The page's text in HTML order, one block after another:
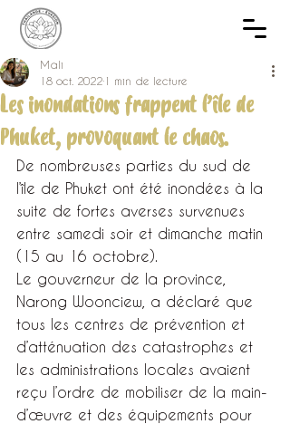
Les inondations frappent l’île de
Phuket, provoquant le chaos.
Mali
18 oct. 2022 1 min de lecture
De nombreuses parties du sud de
l’île de Phuket ont été inondées à la
suite de fortes averses survenues
entre samedi soir et dimanche matin
(15 au 16 octobre).
Le gouverneur de la province,
Narong Woonciew, a déclaré que
tous les centres de prévention et
d’atténuation des catastrophes et
les administrations locales avaient
reçu l’ordre de mobiliser de la main-
d’œuvre et des équipements pour